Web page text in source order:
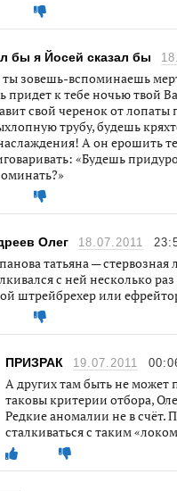
бы я Йосей сказал бы
ты зовешь-вспоминаешь
придет к тебе ночью твой
свой черенок от
трубу, будешь
А он ерошить
«Будешь
Олег 18.07.2011
татьяна — стервозная
с ней несколько
штрейбрехер или
ПРИЗРАК 19.07.2011
А других там быть не может
таковы критерии отбора,
Редкие аномалии не в счёт.
сталкиваться с таким